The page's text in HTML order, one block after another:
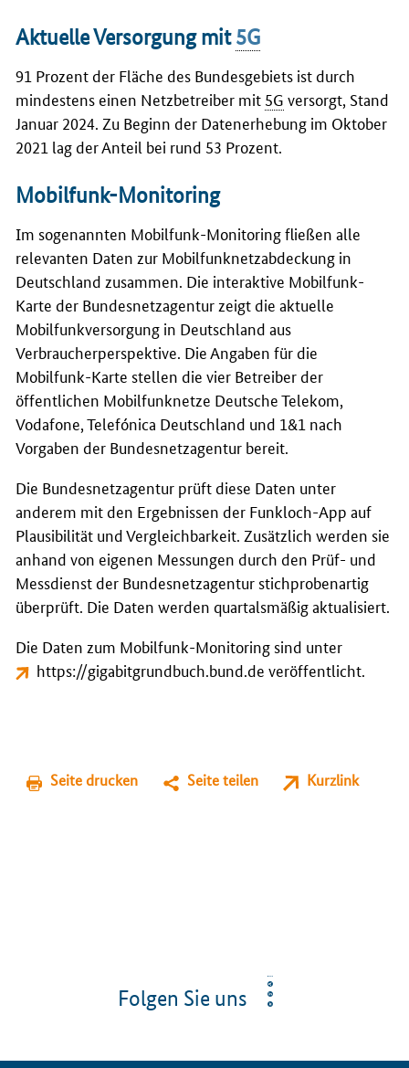
Aktuelle Versorgung mit5G
91 Prozent der Fläche des Bundesgebiets ist durch
mindestens einen Netzbetreiber mit 5G versorgt, Stand
Januar 2024. Zu Beginn der Datenerhebung im Oktober
2021 lag der Anteil bei rund 53 Prozent.
Mobilfunk-Monitoring
Im sogenannten Mobilfunk-Monitoring fließen alle
relevanten Daten zur Mobilfunknetzabdeckung in
Deutschland zusammen. Die interaktive Mobilfunk-
Karte der Bundesnetzagentur zeigt die aktuelle
Mobilfunkversorgung in Deutschland aus
Verbraucherperspektive. Die Angaben für die
Mobilfunk-Karte stellen die vier Betreiber der
öffentlichen Mobilfunknetze Deutsche Telekom,
Vodafone, Telefónica Deutschland und 1&1 nach
Vorgaben der Bundesnetzagentur bereit.
Die Bundesnetzagentur prüft diese Daten unter
anderem mit den Ergebnissen der Funkloch-App auf
Plausibilität und Vergleichbarkeit. Zusätzlich werden sie
anhand von eigenen Messungen durch den Prüf- und
Messdienst der Bundesnetzagentur stichprobenartig
überprüft. Die Daten werden quartalsmäßig aktualisiert.
Die Daten zum Mobilfunk-Monitoring sind unter
https://gigabitgrundbuch.bund.de veröffentlicht.
Seite drucken Seite teilen Kurzlink
Folgen Sie uns